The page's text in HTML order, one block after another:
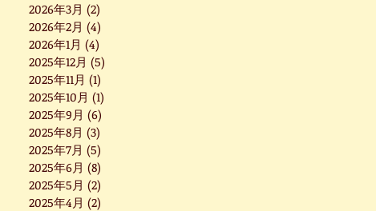
2026年3月 (2)
2026年2月 (4)
2026年1月 (4)
2025年12月 (5)
2025年11月 (1)
2025年10月 (1)
2025年9月 (6)
2025年8月 (3)
2025年7月 (5)
2025年6月 (8)
2025年5月 (2)
2025年4月 (2)